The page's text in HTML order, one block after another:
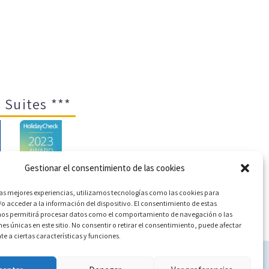
Gestionar el consentimiento de las cookies
mejores experiencias, utilizamos tecnologías como las cookies para
acceder a la información del dispositivo. El consentimiento de estas
permitirá procesar datos como el comportamiento de navegación o las
únicas en este sitio. No consentir o retirar el consentimiento, puede afectar
a ciertas características y funciones.
Suites ***
de cookies (UE)